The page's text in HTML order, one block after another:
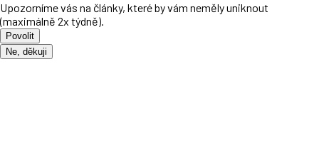
Upozorníme vás na články, které by vám neměly uniknout
(maximálně 2x týdně).
Povolit
Ne, děkuji